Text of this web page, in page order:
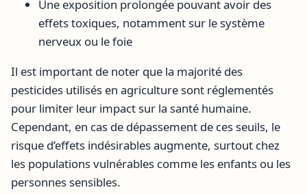
Une exposition prolongée pouvant avoir des
effets toxiques, notamment sur le système
nerveux ou le foie
Il est important de noter que la majorité des
pesticides utilisés en agriculture sont réglementés
pour limiter leur impact sur la santé humaine.
Cependant, en cas de dépassement de ces seuils, le
risque d’effets indésirables augmente, surtout chez
les populations vulnérables comme les enfants ou les
personnes sensibles.